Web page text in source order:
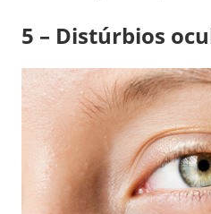
5 – Distúrbios